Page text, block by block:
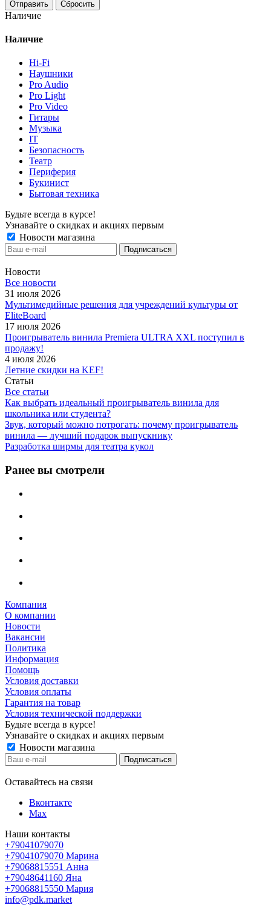
Отправить Сбросить
Наличие
Наличие
Hi-Fi
Наушники
Pro Audio
Pro Light
Pro Video
Гитары
Музыка
IT
Безопасность
Театр
Периферия
Букинист
Бытовая техника
Будьте всегда в курсе!
Узнавайте о скидках и акциях первым
Новости магазина
Новости
Все новости
31 июля 2026
Мультимедийные решения для учреждений культуры от
EliteBoard
17 июля 2026
Проигрыватель винила Premiera ULTRA XXL поступил в
продажу!
4 июля 2026
Летние скидки на KEF!
Статьи
Все статьи
Как выбрать идеальный проигрыватель винила для
школьника или студента?
Звук, который можно потрогать: почему проигрыватель
винила — лучший подарок выпускнику
Разработка ширмы для театра кукол
Ранее вы смотрели
Компания
О компании
Новости
Вакансии
Политика
Информация
Помощь
Условия доставки
Условия оплаты
Гарантия на товар
Условия технической поддержки
Будьте всегда в курсе!
Узнавайте о скидках и акциях первым
Новости магазина
Оставайтесь на связи
Вконтакте
Max
Наши контакты
+79041079070
+79041079070 Марина
+79068815551 Анна
+79048641160 Яна
+79068815550 Мария
info@pdk.market